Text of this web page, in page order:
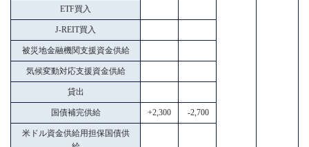
ETF買入
J-REIT買入
被災地金融機関支援資金供給
気候変動対応支援資金供給
貸出
国債補完供給 +2,300 -2,700
米ドル資金供給用担保国債供